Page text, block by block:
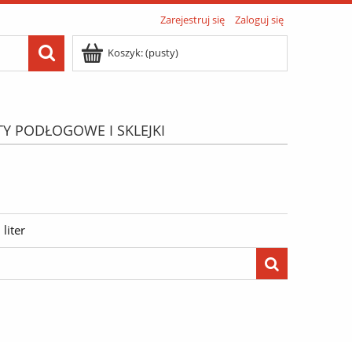
Zarejestruj się Zaloguj się
Koszyk:(pusty)
PODŁOGOWE I SKLEJKI
liter